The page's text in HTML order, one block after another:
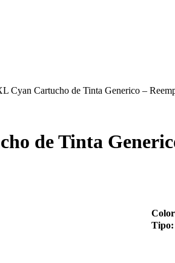
Cyan Cartucho de Tinta Generico –
de Tinta
Tipo: